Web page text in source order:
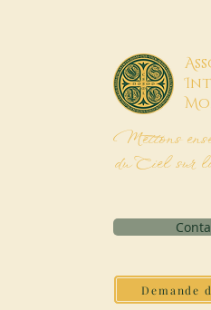
A
I
M
Mettons
du Ciel sur
Demande